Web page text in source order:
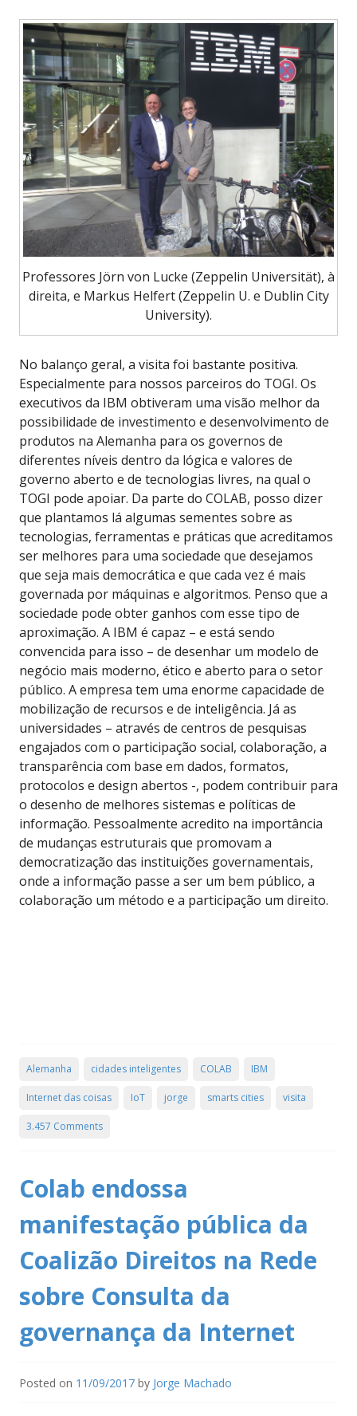
Professores Jörn von Lucke (Zeppelin Universität), à
direita, e Markus Helfert (Zeppelin U. e Dublin City
University).
No balanço geral, a visita foi bastante positiva.
Especialmente para nossos parceiros do TOGI. Os
executivos da IBM obtiveram uma visão melhor da
possibilidade de investimento e desenvolvimento de
produtos na Alemanha para os governos de
diferentes níveis dentro da lógica e valores de
governo aberto e de tecnologias livres, na qual o
TOGI pode apoiar. Da parte do COLAB, posso dizer
que plantamos lá algumas sementes sobre as
tecnologias, ferramentas e práticas que acreditamos
ser melhores para uma sociedade que desejamos
que seja mais democrática e que cada vez é mais
governada por máquinas e algoritmos. Penso que a
sociedade pode obter ganhos com esse tipo de
aproximação. A IBM é capaz – e está sendo
convencida para isso – de desenhar um modelo de
negócio mais moderno, ético e aberto para o setor
público. A empresa tem uma enorme capacidade de
mobilização de recursos e de inteligência. Já as
universidades – através de centros de pesquisas
engajados com o participação social, colaboração, a
transparência com base em dados, formatos,
protocolos e design abertos -, podem contribuir para
o desenho de melhores sistemas e políticas de
informação. Pessoalmente acredito na importância
de mudanças estruturais que promovam a
democratização das instituições governamentais,
onde a informação passe a ser um bem público, a
colaboração um método e a participação um direito.
Alemanha cidades inteligentes COLAB IBM
Internet das coisas IoT jorge smarts cities visita
3.457 Comments
Colab endossa
manifestação pública da
Coalizão Direitos na Rede
sobre Consulta da
governança da Internet
Posted on 11/09/2017 by Jorge Machado